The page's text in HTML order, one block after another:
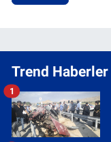
Trend Haberler
1